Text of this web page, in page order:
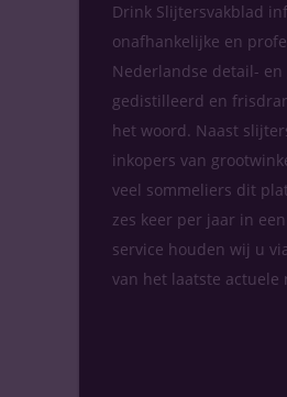
Drink Slijtersvakblad
onafhankelijke en
Nederlandse detail-
gedistilleerd en
het woord. Naast
inkopers van
veel sommeliers dit
zes keer per jaar in
service houden wij u
van het laatste actuele